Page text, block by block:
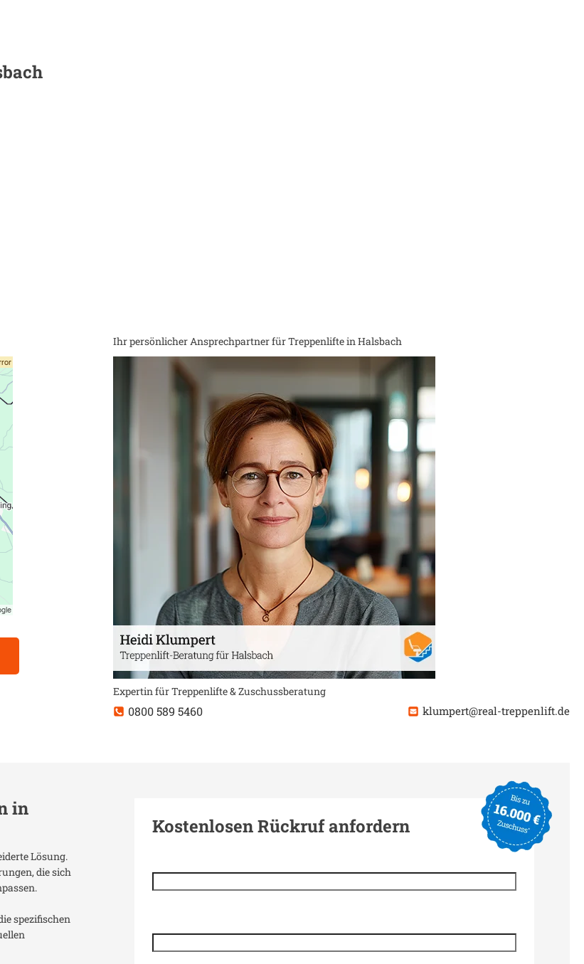
Ihr persönlicher Ansprechpartner für Treppenlifte in Halsbach
Expertin für Treppenlifte & Zuschussberatung
0800 589 5460 klumpert@real-treppenlift.de
in
Lösung.
die sich
spezifischen
Kostenlosen Rückruf anfordern